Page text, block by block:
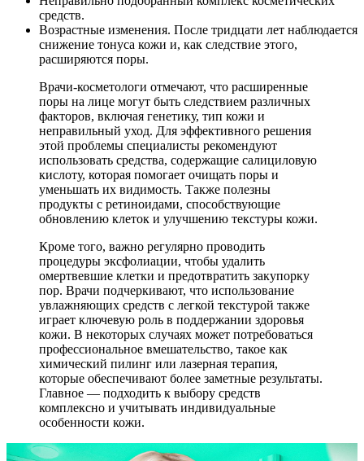
средств.
Возрастные изменения. После тридцати лет наблюдается
снижение тонуса кожи и, как следствие этого,
расширяются поры.
Врачи-косметологи отмечают, что расширенные
поры на лице могут быть следствием различных
факторов, включая генетику, тип кожи и
неправильный уход. Для эффективного решения
этой проблемы специалисты рекомендуют
использовать средства, содержащие салициловую
кислоту, которая помогает очищать поры и
уменьшать их видимость. Также полезны
продукты с ретиноидами, способствующие
обновлению клеток и улучшению текстуры кожи.
Кроме того, важно регулярно проводить
процедуры эксфолиации, чтобы удалить
омертвевшие клетки и предотвратить закупорку
пор. Врачи подчеркивают, что использование
увлажняющих средств с легкой текстурой также
играет ключевую роль в поддержании здоровья
кожи. В некоторых случаях может потребоваться
профессиональное вмешательство, такое как
химический пилинг или лазерная терапия,
которые обеспечивают более заметные результаты.
Главное — подходить к выбору средств
комплексно и учитывать индивидуальные
особенности кожи.